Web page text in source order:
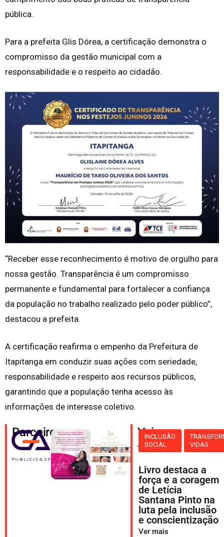
pública.
Para a prefeita Glis Dórea, a certificação demonstra o
compromisso da gestão municipal com a
responsabilidade e o respeito ao cidadão.
“Receber esse reconhecimento é motivo de orgulho para
nossa gestão. Transparência é um compromisso
permanente e fundamental para fortalecer a confiança
da população no trabalho realizado pelo poder público”,
destacou a prefeita.
A certificação reafirma o empenho da Prefeitura de
Itapitanga em conduzir suas ações com seriedade,
responsabilidade e respeito aos recursos públicos,
garantindo que a população tenha acesso às
informações de interesse coletivo.
Parceiros
Veja
também
INCLUSÃO
SOCIAL
VIDAS
Livro destaca a
força e a coragem
de Letícia
Santana Pinto na
luta pela inclusão
e conscientização
Ver mais